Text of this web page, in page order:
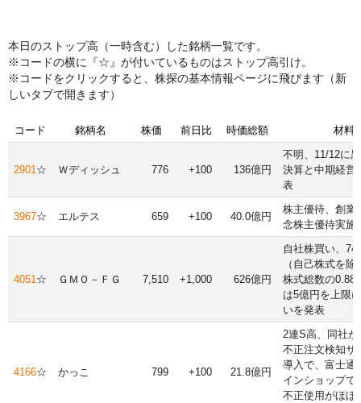
本日のストップ高（一時含む）した銘柄一覧です。
※コードの横に『☆』が付いているものはストップ高引け。
※コードをクリックすると、株探の基本情報ページに飛びます（新
しいタブで開きます）
コード 銘柄名 株価 前日比 時価総額 材料
2901 ☆ Ｗディッシュ 776 +100 136億円
不明、11/12に
決算と中期経営
表
3967☆ エルテス 659 +100 40.0億円
株主優待、創業
念株主優待実施
4051 ☆ ＧＭＯ－ＦＧ 7,510 +1,000 626億円
自社株買い、
（自己株式を除
株式総数の0.88
は5億円を上限
いを発表
4166☆ かっこ 799 +100 21.8億円
2連S高、同社
不正注文検知サ
導入で、富士通
インショップで
不正使用がほぼ